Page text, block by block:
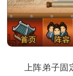
上阵弟子固